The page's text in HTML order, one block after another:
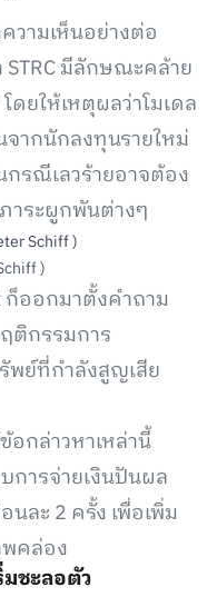
ามเห็นอย่างต่อ
STRC มีลักษณะคล้าย
ดยให้เหตุผลว่าโมเดล
ากนักลงทุนรายใหม่
รณีเลวร้ายอาจต้อง
าระผูกพันต่างๆ
)
ออกมาตั้งคำถาม
ฤติกรรมการ
พย์ที่กำลังสูญเสีย
อกล่าวหาเหล่านี้
ารจ่ายเงินปันผล
นละ 2 ครั้ง เพื่อเพิ่ม
คล่อง
มชะลอตัว